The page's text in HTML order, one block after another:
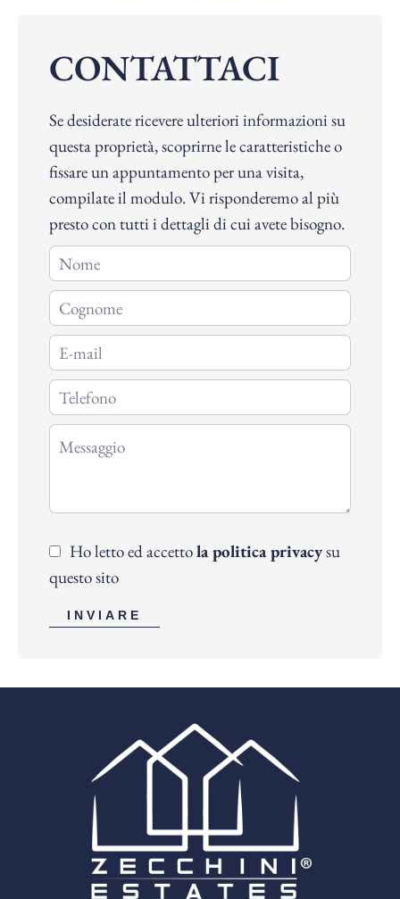
CONTATTACI
Se desiderate ricevere ulteriori informazioni su
questa proprietà, scoprirne le caratteristiche o
fissare un appuntamento per una visita,
compilate il modulo. Vi risponderemo al più
presto con tutti i dettagli di cui avete bisogno.
Ho letto ed accettola politica privacysu
questo sito
INVIARE